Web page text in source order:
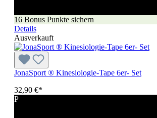
16 Bonus Punkte sichern
Details
Ausverkauft
JonaSport ® Kinesiologie-Tape 6er- Set
32,90 €*
P